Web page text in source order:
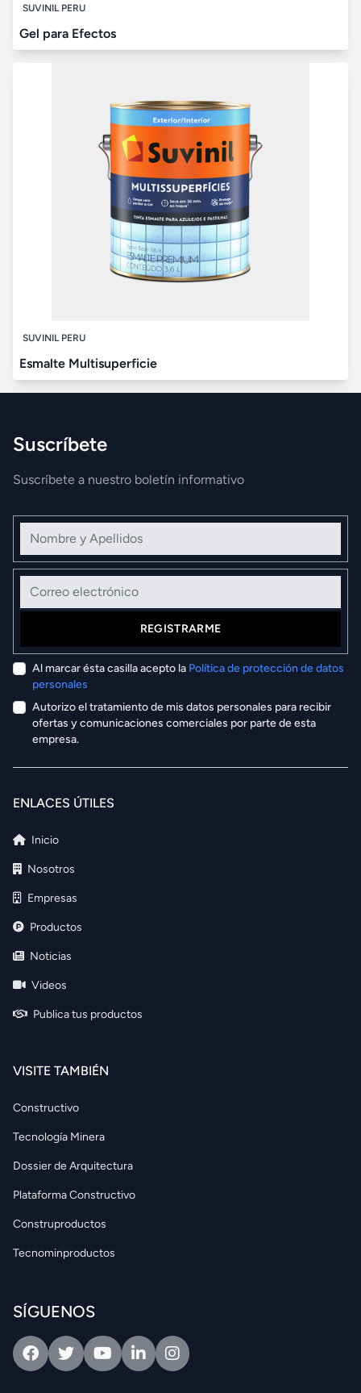
SUVINIL PERU
Gel para Efectos
SUVINIL PERU
Esmalte Multisuperficie
Suscríbete
Suscríbete a nuestro boletín informativo
Nombre y Apellidos
Correo electrónico
REGISTRARME
Al marcar ésta casilla acepto la Política de protección de datos
personales
Autorizo el tratamiento de mis datos personales para recibir
ofertas y comunicaciones comerciales por parte de esta
empresa.
ENLACES ÚTILES
Inicio
Nosotros
Empresas
Productos
Noticias
Videos
Publica tus productos
VISITE TAMBIÉN
Constructivo
Tecnología Minera
Dossier de Arquitectura
Plataforma Constructivo
Construproductos
Tecnominproductos
SÍGUENOS
FacebookTwitterYoutubeLinkedinIntagram